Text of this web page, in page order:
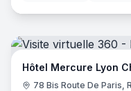
Hôtel Mercure Lyon